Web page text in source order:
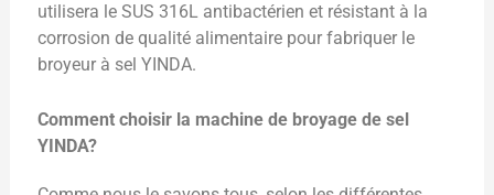
utilisera le SUS 316L antibactérien et résistant à la
corrosion de qualité alimentaire pour fabriquer le
broyeur à sel YINDA.
Comment choisir la machine de broyage de sel
YINDA?